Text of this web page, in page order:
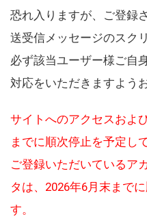
恐れ入りますが、ご登録
送受信メッセージのスク
必ず該当ユーザー様ご自
対応をいただきますよう
サイトへのアクセスおよ
までに順次停止を予定し
ご登録いただいているア
タは、2026年6月末まで
す。